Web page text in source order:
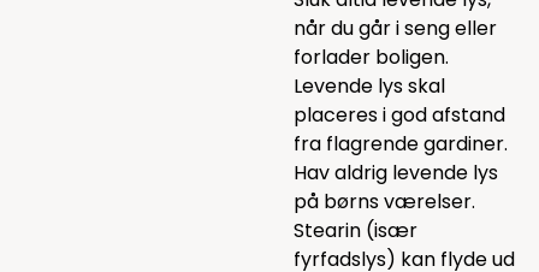
når du går i seng eller
forlader boligen.
Levende lys skal
placeres i god afstand
fra flagrende gardiner.
Hav aldrig levende lys
på børns værelser.
Stearin (især
fyrfadslys) kan flyde ud